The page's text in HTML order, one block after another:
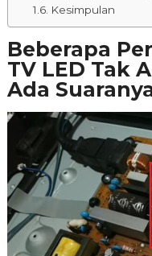
Kesimpulan
Beberapa
TV LED Tak
Ada